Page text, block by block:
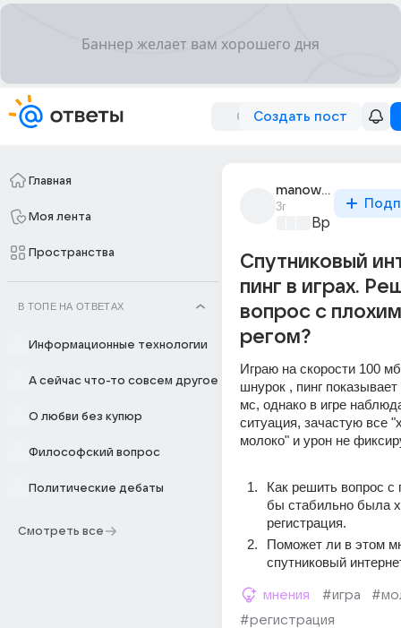
Создать пост
Главная
Моя лента
Пространства
В ТОПЕ НА ОТВЕТАХ
Информационные технологии
А сейчас что-то совсем другое
О любви без купюр
Философский вопрос
Политические дебаты
Смотреть все
manowar_94
3г
Время игр
Спутниковый
пинг в играх.
вопрос с
регом?
Играю на скорости 100
шнурок , пинг
мс, однако в игре
ситуация, зачастую все
молоко" и урон не
Как решить вопрос с
бы стабильно была
регистрация.
Поможет ли в этом
спутниковый
мнения #игра
#регистрация